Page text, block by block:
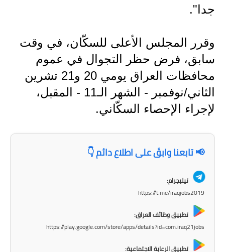
المرحلة الاعدادية
ملازم دراسية
المرحلة الابتدائية
دروس
جدا".
وقرر المجلس الأعلى للسكّان، في وقت
سابق، فرض حظر التجوال في عموم
محافظات العراق يومي 20 و21 تشرين
الثاني/نوفمبر - الشهر الـ11 - المقبل،
لإجراء الإحصاء السكّاني.
📢 تابعنا وابقَ على اطلاع دائم 👇
تيليجرام:
https://t.me/iraqjobs2019
تطبيق وظائف العراق:
https://play.google.com/store/apps/details?id=com.iraq21jobs
تطبيق الرعاية الاجتماعية: